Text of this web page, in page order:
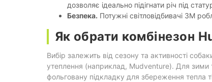
дозволяє ідеально підігнати річ під
Безпека. Потужні світловідбивачі 3M
Як обрати комбінезон
Вибір залежить від сезону та активності
утеплення (наприклад, Mudventure). Для зими
фольговану підкладку для збереження тепла